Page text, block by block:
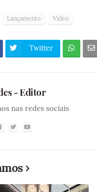
Lançamento Video
Twitter
- Editor
nas redes sociais